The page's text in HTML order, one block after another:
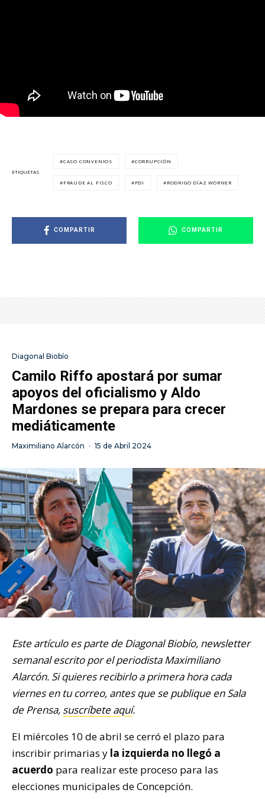
ETIQUETAS
CASO CONVENIOS CORRUPCIÓN
FRAUDE AL FISCO PDI RODRIGO DÍAZ WORNER
COMPARTIR COMPARTIR
Diagonal Biobío
Camilo Riffo apostará por sumar
apoyos del oficialismo y Aldo
Mardones se prepara para crecer
mediáticamente
Maximiliano Alarcón · 15 de Abril 2024
Este artículo es parte de Diagonal Biobío, newsletter
semanal escrito por el periodista Maximiliano
Alarcón. Si quieres recibirlo a primera hora cada
viernes en tu correo, antes que se publique en Sala
de Prensa, suscríbete aquí.
El miércoles 10 de abril se cerró el plazo para
inscribir primarias y la izquierda no llegó a
acuerdo para realizar este proceso para las
elecciones municipales de Concepción.